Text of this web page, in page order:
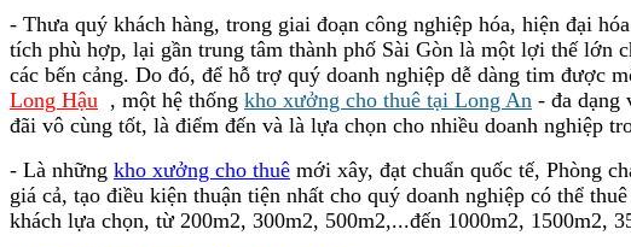
- Thưa quý khách hàng, trong giai đoạn công nghiệp hóa, hiện đại
tích phù hợp, lại gần trung tâm thành phố Sài Gòn là một lợi thế lớn
các bến cảng. Do đó, để hỗ trợ quý doanh nghiệp dễ dàng tim
Long Hậu , một hệ thống kho xưởng cho thuê tại Long An - đa dạng
đãi vô cùng tốt, là điểm đến và là lựa chọn cho nhiều doanh nghiệp
- Là những kho xưởng cho thuê mới xây, đạt chuẩn quốc tế, Phòng
giá cả, tạo điều kiện thuận tiện nhất cho quý doanh nghiệp có thể
khách lựa chọn, từ 200m2, 300m2, 500m2,...đến 1000m2, 1500m2,